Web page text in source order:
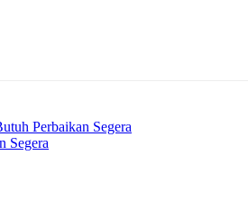
Perbaikan Segera
Segera